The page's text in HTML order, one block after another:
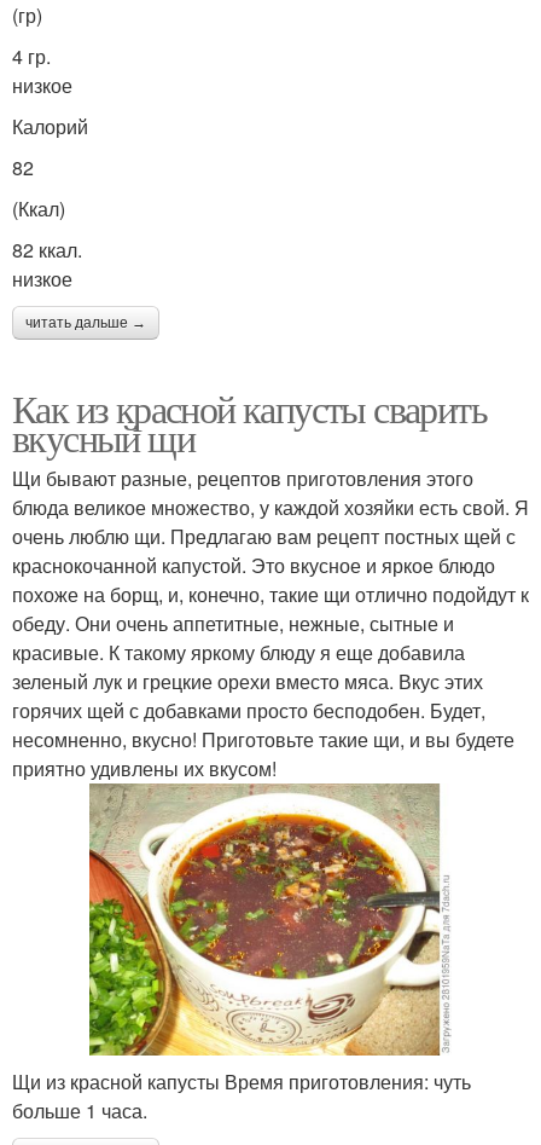
(гр)
4 гр.
низкое
Калорий
82
(Ккал)
82 ккал.
низкое
читать дальше →
Как из красной капусты сварить
вкусный щи
Щи бывают разные, рецептов приготовления этого
блюда великое множество, у каждой хозяйки есть свой. Я
очень люблю щи. Предлагаю вам рецепт постных щей с
краснокочанной капустой. Это вкусное и яркое блюдо
похоже на борщ, и, конечно, такие щи отлично подойдут к
обеду. Они очень аппетитные, нежные, сытные и
красивые. К такому яркому блюду я еще добавила
зеленый лук и грецкие орехи вместо мяса. Вкус этих
горячих щей с добавками просто бесподобен. Будет,
несомненно, вкусно! Приготовьте такие щи, и вы будете
приятно удивлены их вкусом!
Щи из красной капусты Время приготовления: чуть
больше 1 часа.